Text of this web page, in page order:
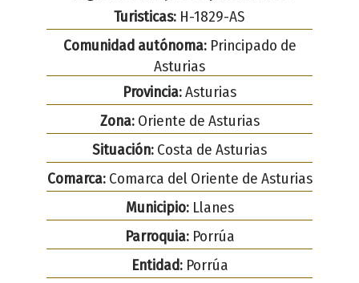
Turisticas: H-1829-AS
Comunidad autónoma:Principado de
Asturias
Provincia:Asturias
Zona:Oriente de Asturias
Situación: Costa de Asturias
Comarca:Comarca del Oriente de Asturias
Municipio:Llanes
Parroquia:Porrúa
Entidad:Porrúa